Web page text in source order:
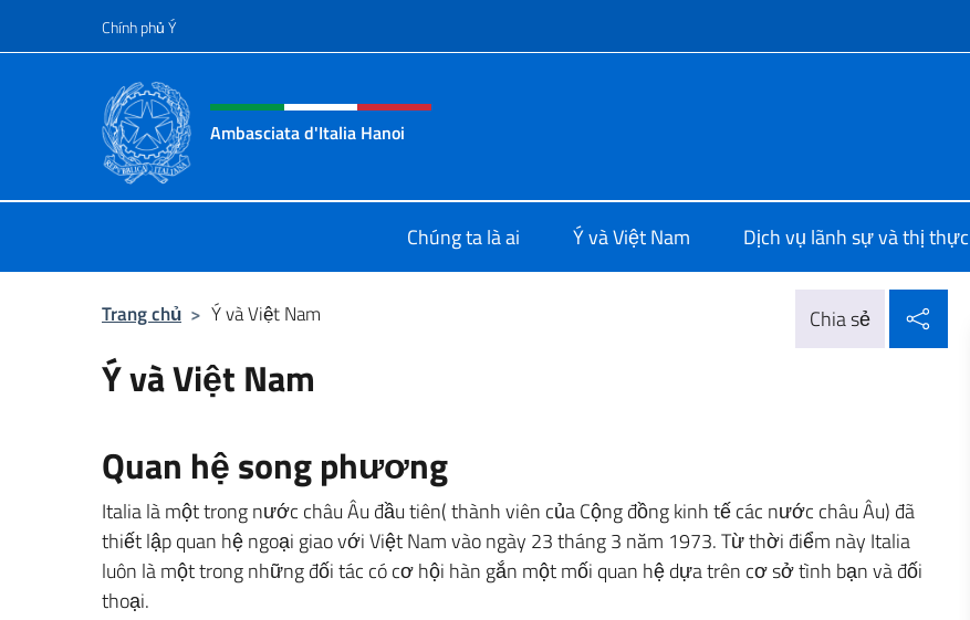
Chuyến đến nội dung
Chính phủ Ý
Header, social and menu of site
Ambasciata d'Italia Hanoi
Chúng ta là ai Ý và Việt Nam Dịch vụ lãnh sự và thị thực
Trang chủ > Ý và Việt Nam Chia sẻ
Ý và Việt Nam
Quan hệ song phương
Italia là một trong nước châu Âu đầu tiên( thành viên của Cộng đồng kinh tế các nước châu Âu) đã
thiết lập quan hệ ngoại giao với Việt Nam vào ngày 23 tháng 3 năm 1973. Từ thời điểm này Italia
luôn là một trong những đối tác có cơ hội hàn gắn một mối quan hệ dựa trên cơ sở tình bạn và đối
thoại.